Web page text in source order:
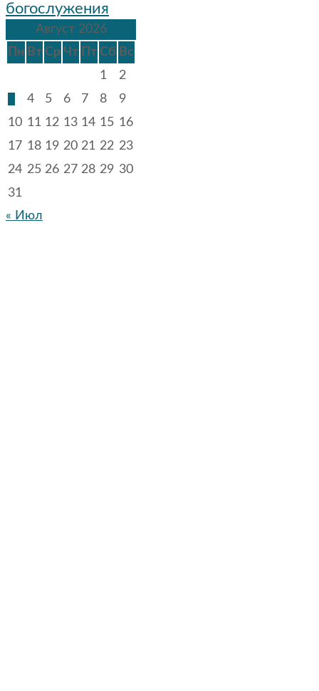
богослужения
Август 2026
Пн Вт Ср Чт Пт Сб Вс
1
2
4 5 6 7 8
9
10 11 12 13 14 15 16
17 18 19 20 21 22 23
24 25 26 27 28 29 30
31
« Июл